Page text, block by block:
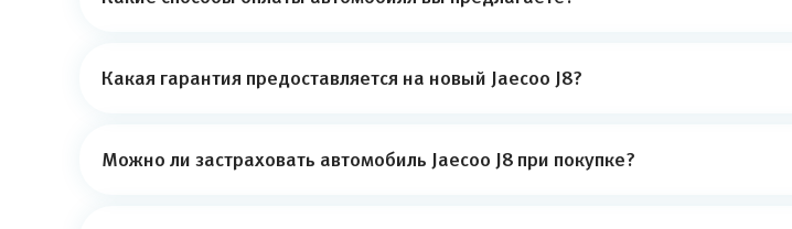
Какая гарантия предоставляется на новый Jaecoo J8?
Можно ли застраховать автомобиль Jaecoo J8 при покупке?